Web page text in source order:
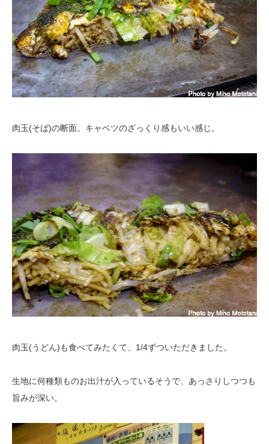
肉玉(そば)の断面。キャベツのざっくり感もいい感じ。
肉玉(うどん)も食べてみたくて、1/4ずついただきました。
生地に何種類ものお出汁が入っているそうで、あっさりしつつも
旨みが深い。